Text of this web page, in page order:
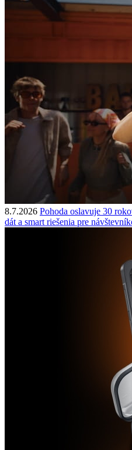
8.7.2026 Pohoda oslavuje 30
dát a smart riešenia pre